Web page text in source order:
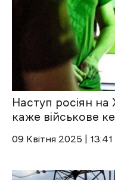
Наступ росіян
каже військове
09 Квітня 2025 | 13:41